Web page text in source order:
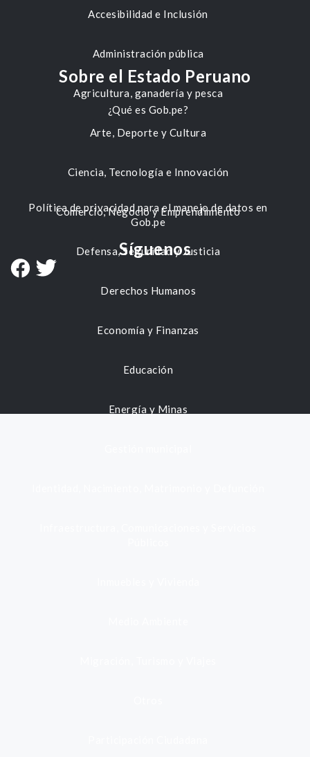
Accesibilidad e Inclusión
Administración pública
Agricultura, ganadería y pesca
Arte, Deporte y Cultura
Ciencia, Tecnología e Innovación
Comercio, Negocio y Emprendimiento
Defensa, Seguridad y Justicia
Derechos Humanos
Economía y Finanzas
Educación
Energía y Minas
Sobre el Estado Peruano
¿Qué es Gob.pe?
Política de privacidad para el manejo de datos en
Gob.pe
Síguenos